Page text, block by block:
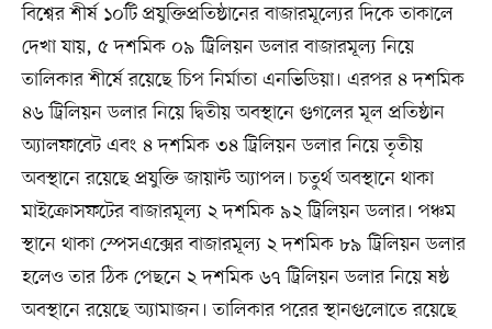
বিশ্বের শীর্ষ ১০টি প্রযুক্তিপ্রতিষ্ঠানের বাজারমূল্যের দিকে তাকালে
দেখা যায়, ৫ দশমিক ০৯ ট্রিলিয়ন ডলার বাজারমূল্য নিয়ে
তালিকার শীর্ষে রয়েছে চিপ নির্মাতা এনভিডিয়া। এরপর ৪ দশমিক
৪৬ ট্রিলিয়ন ডলার নিয়ে দ্বিতীয় অবস্থানে গুগলের মূল প্রতিষ্ঠান
অ্যালফাবেট এবং ৪ দশমিক ৩৪ ট্রিলিয়ন ডলার নিয়ে তৃতীয়
অবস্থানে রয়েছে প্রযুক্তি জায়ান্ট অ্যাপল। চতুর্থ অবস্থানে থাকা
মাইক্রোসফটের বাজারমূল্য ২ দশমিক ৯২ ট্রিলিয়ন ডলার। পঞ্চম
স্থানে থাকা স্পেসএক্সের বাজারমূল্য ২ দশমিক ৮৯ ট্রিলিয়ন ডলার
হলেও তার ঠিক পেছনে ২ দশমিক ৬৭ ট্রিলিয়ন ডলার নিয়ে ষষ্ঠ
অবস্থানে রয়েছে অ্যামাজন। তালিকার পরের স্থানগুলোতে রয়েছে